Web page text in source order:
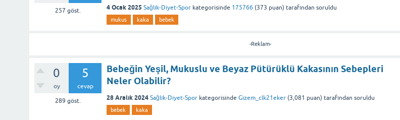
257 göst. 4 Ocak 2025 Sağlık-Diyet-Spor kategorisinde 175766 (373 puan) tarafından soruldu
mukus kaka bebek
-Reklam-
0
oy
5
cevap
289 göst.
Bebeğin Yeşil, Mukuslu ve Beyaz Pütürüklü Kakasının Sebepleri
Neler Olabilir?
28 Aralık 2024 Sağlık-Diyet-Spor kategorisinde Gizem_clk21eker (3,081 puan) tarafından soruldu
bebek kaka